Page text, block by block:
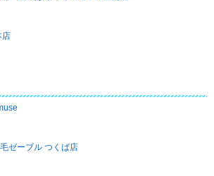
店
ゼーブル つくば店